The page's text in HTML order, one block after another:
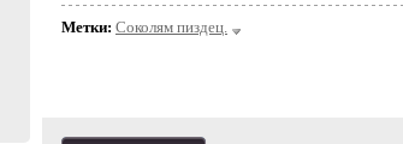
Метки: Соколям пиздец.